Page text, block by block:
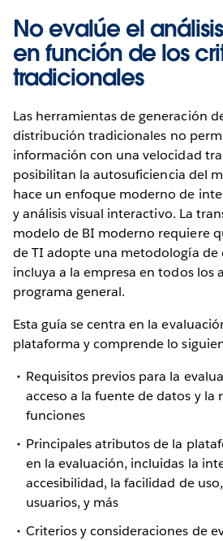
No evalúe el
en función de los
tradicionales
Las herramientas de generación
distribución tradicionales no
información con una velocidad
posibilitan la autosuficiencia del
hace un enfoque moderno de
y análisis visual interactivo. La
modelo de BI moderno requiere
de TI adopte una metodología de
incluya a la empresa en todos los
programa general.
Esta guía se centra en la
plataforma y comprende lo
Requisitos previos para la
acceso a la fuente de datos y la
funciones
Principales atributos de la
en la evaluación, incluidas la
accesibilidad, la facilidad de
usuarios, y más
Criterios y consideraciones de